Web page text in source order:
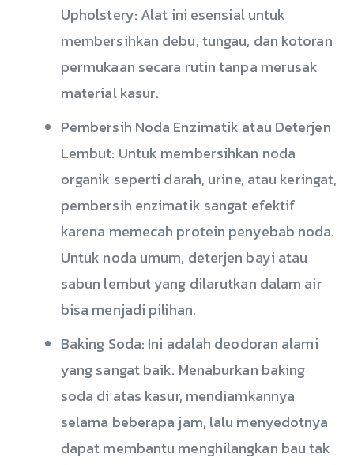
Upholstery: Alat ini esensial untuk
membersihkan debu, tungau, dan kotoran
permukaan secara rutin tanpa merusak
material kasur.
Pembersih Noda Enzimatik atau Deterjen
Lembut: Untuk membersihkan noda
organik seperti darah, urine, atau keringat,
pembersih enzimatik sangat efektif
karena memecah protein penyebab noda.
Untuk noda umum, deterjen bayi atau
sabun lembut yang dilarutkan dalam air
bisa menjadi pilihan.
Baking Soda: Ini adalah deodoran alami
yang sangat baik. Menaburkan baking
soda di atas kasur, mendiamkannya
selama beberapa jam, lalu menyedotnya
dapat membantu menghilangkan bau tak